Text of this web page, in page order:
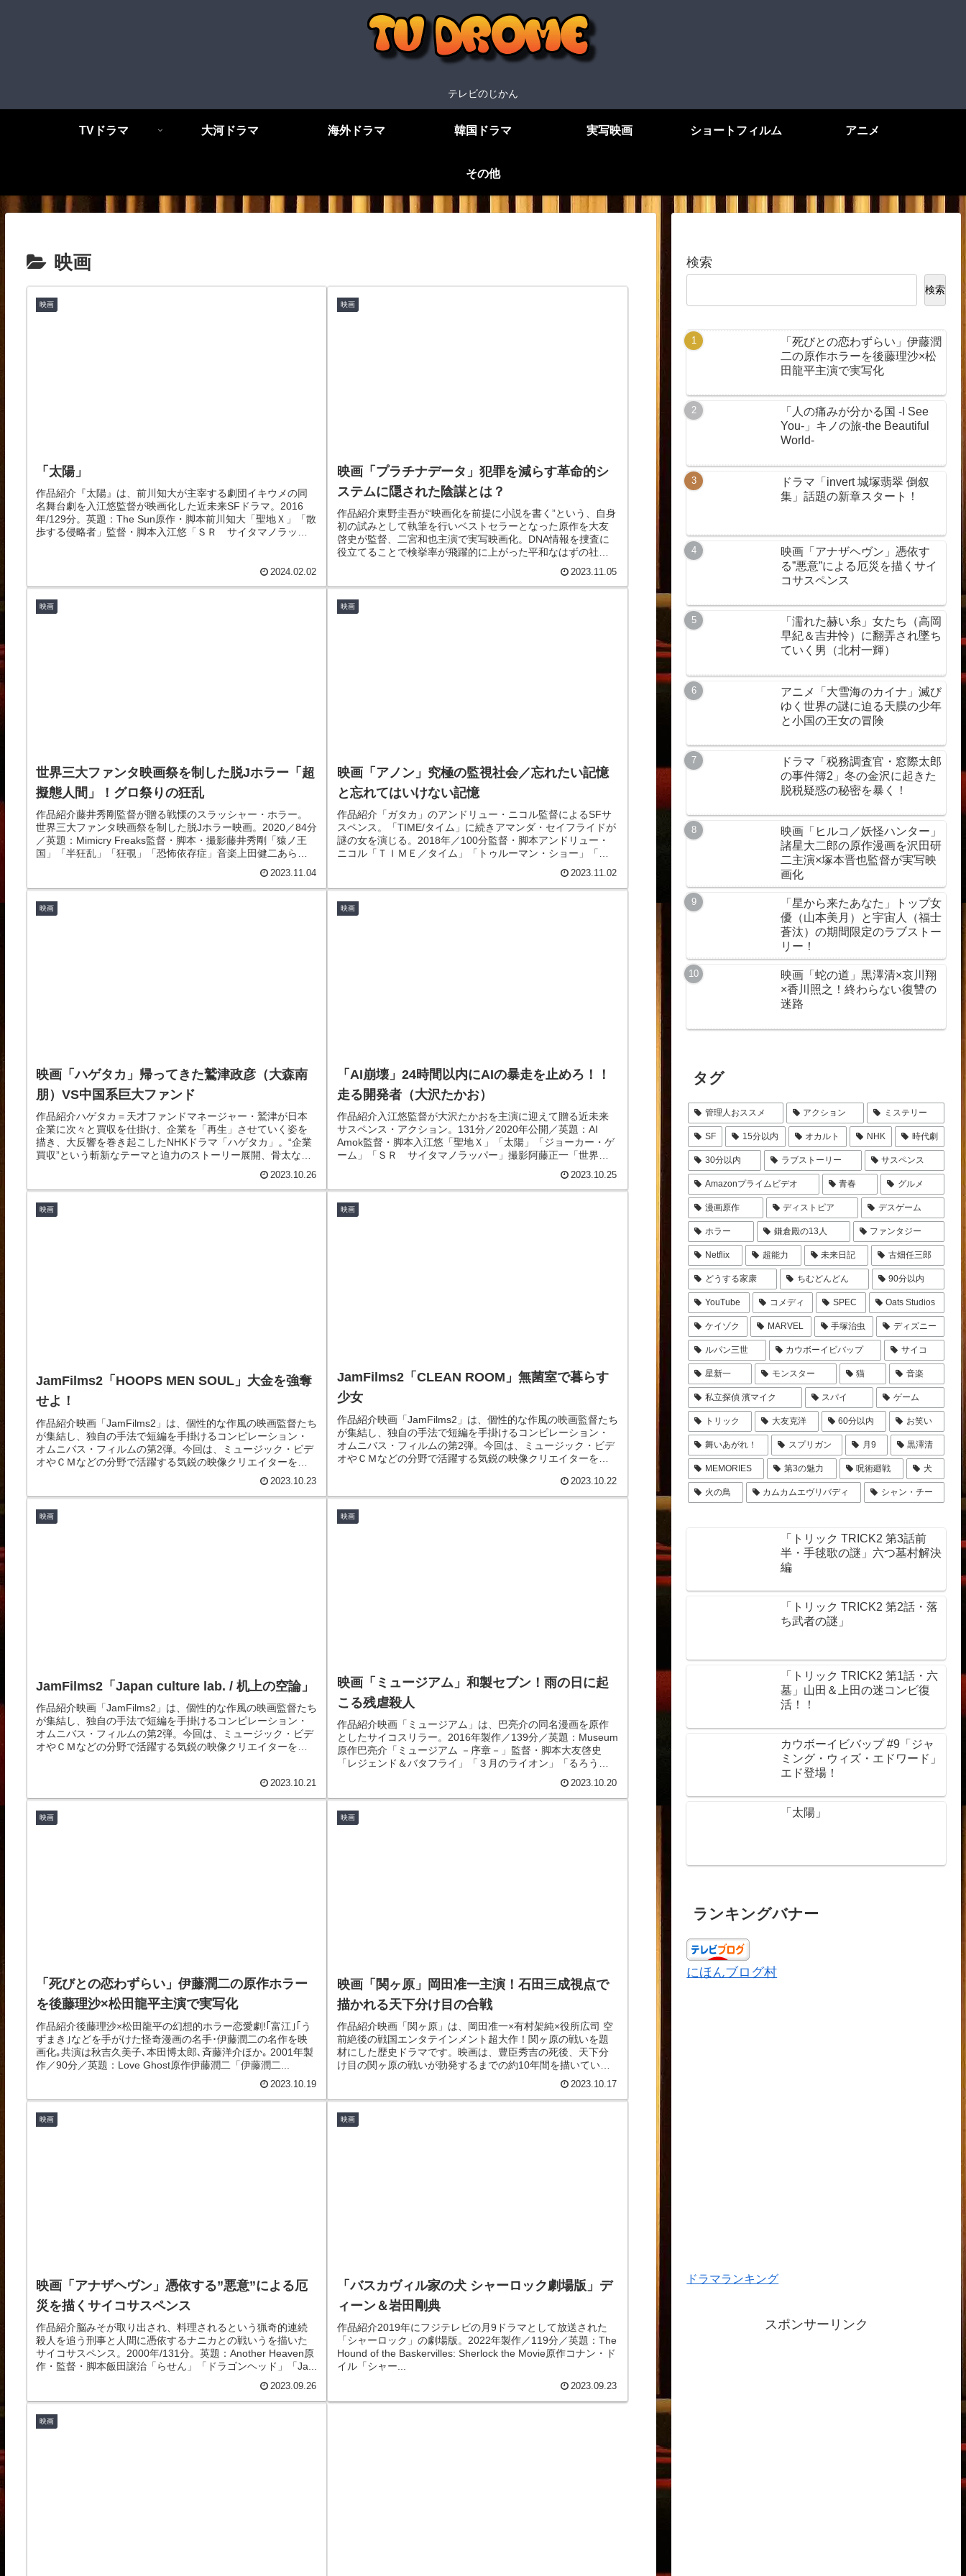
テレビのじかん
TVドラマ 大河ドラマ 海外ドラマ 韓国ドラマ 実写映画 ショートフィルム アニメ
その他
映画
映画
「太陽」
作品紹介『太陽』は、前川知大が主宰する劇団イキウメの同
名舞台劇を入江悠監督が映画化した近未来SFドラマ。2016
年/129分。英題：The Sun原作・脚本前川知大「聖地Ｘ」「散
歩する侵略者」監督・脚本入江悠「ＳＲ サイタマノラッパ
2024.02.02
映画
映画「プラチナデータ」犯罪を減らす革命的シ
ステムに隠された陰謀とは？
作品紹介東野圭吾が“映画化を前提に小説を書く”という、自身
初の試みとして執筆を行いベストセラーとなった原作を大友
啓史が監督、二宮和也主演で実写映画化。DNA情報を捜査に
役立てることで検挙率が飛躍的に上がった平和なはずの社会
2023.11.05
映画
世界三大ファンタ映画祭を制した脱Jホラー「超
擬態人間」！グロ祭りの狂乱
作品紹介藤井秀剛監督が贈る戦慄のスラッシャー・ホラー。
世界三大ファンタ映画祭を制した脱Jホラー映画。2020／84分
／英題：Mimicry Freaks監督・脚本・撮影藤井秀剛「猿ノ王
国」「半狂乱」「狂覗」「恐怖依存症」音楽上田健二あらす
2023.11.04
映画
映画「アノン」究極の監視社会／忘れたい記憶
と忘れてはいけない記憶
作品紹介「ガタカ」のアンドリュー・ニコル監督によるSFサ
スペンス。「TIME/タイム」に続きアマンダ・セイフライドが
謎の女を演じる。2018年／100分監督・脚本アンドリュー・
ニコル「ＴＩＭＥ／タイム」「トゥルーマン・ショー」「ガ
2023.11.02
映画
映画「ハゲタカ」帰ってきた鷲津政彦（大森南
朋）VS中国系巨大ファンド
作品紹介ハゲタカ＝天才ファンドマネージャー・鷲津が日本
企業に次々と買収を仕掛け、企業を「再生」させていく姿を
描き、大反響を巻き起こしたNHKドラマ「ハゲタカ」。“企業
買収”という斬新なテーマと迫力のストーリー展開、骨太な人
2023.10.26
映画
「AI崩壊」24時間以内にAIの暴走を止めろ！！
走る開発者（大沢たかお）
作品紹介入江悠監督が大沢たかおを主演に迎えて贈る近未来
サスペンス・アクション。131分／2020年公開／英題：AI
Amok監督・脚本入江悠「聖地Ｘ」「太陽」「ジョーカー・ゲ
ーム」「ＳＲ サイタマノラッパー」撮影阿藤正一「世界か
2023.10.25
映画
JamFilms2「HOOPS MEN SOUL」大金を強奪
せよ！
作品紹介映画「JamFilms2」は、個性的な作風の映画監督たち
が集結し、独自の手法で短編を手掛けるコンピレーション・
オムニバス・フィルムの第2弾。今回は、ミュージック・ビデ
オやＣＭなどの分野で活躍する気鋭の映像クリエイターを起
2023.10.23
映画
JamFilms2「CLEAN ROOM」無菌室で暮らす
少女
作品紹介映画「JamFilms2」は、個性的な作風の映画監督たち
が集結し、独自の手法で短編を手掛けるコンピレーション・
オムニバス・フィルムの第2弾。今回は、ミュージック・ビデ
オやＣＭなどの分野で活躍する気鋭の映像クリエイターを起
2023.10.22
映画
JamFilms2「Japan culture lab. / 机上の空論」
作品紹介映画「JamFilms2」は、個性的な作風の映画監督たち
が集結し、独自の手法で短編を手掛けるコンピレーション・
オムニバス・フィルムの第2弾。今回は、ミュージック・ビデ
オやＣＭなどの分野で活躍する気鋭の映像クリエイターを起
2023.10.21
映画
映画「ミュージアム」和製セブン！雨の日に起
こる残虐殺人
作品紹介映画「ミュージアム」は、巴亮介の同名漫画を原作
としたサイコスリラー。2016年製作／139分／英題：Museum
原作巴亮介「ミュージアム －序章－」監督・脚本大友啓史
「レジェンド＆バタフライ」「３月のライオン」「るろうに
2023.10.20
映画
「死びとの恋わずらい」伊藤潤二の原作ホラー
を後藤理沙×松田龍平主演で実写化
作品紹介後藤理沙×松田龍平の幻想的ホラー恋愛劇!｢富江｣｢う
ずまき｣などを手がけた怪奇漫画の名手･伊藤潤二の名作を映
画化｡共演は秋吉久美子､本田博太郎､斉藤洋介ほか｡ 2001年製
作／90分／英題：Love Ghost原作伊藤潤二「伊藤潤二...
2023.10.19
映画
映画「関ヶ原」岡田准一主演！石田三成視点で
描かれる天下分け目の合戦
作品紹介映画「関ヶ原」は、岡田准一×有村架純×役所広司 空
前絶後の戦国エンタテインメント超大作！関ヶ原の戦いを題
材にした歴史ドラマです。映画は、豊臣秀吉の死後、天下分
け目の関ヶ原の戦いが勃発するまでの約10年間を描いていま
2023.10.17
映画
映画「アナザヘヴン」憑依する”悪意”による厄
災を描くサイコサスペンス
作品紹介脳みそが取り出され、料理されるという猟奇的連続
殺人を追う刑事と人間に憑依するナニカとの戦いうを描いた
サイコサスペンス。2000年/131分。英題：Another Heaven原
作・監督・脚本飯田譲治「らせん」「ドラゴンヘッド」「Ja...
2023.09.26
映画
「バスカヴィル家の犬 シャーロック劇場版」デ
ィーン＆岩田剛典
作品紹介2019年にフジテレビの月9ドラマとして放送された
「シャーロック」の劇場版。2022年製作／119分／英題：The
Hound of the Baskervilles: Sherlock the Movie原作コナン・ド
イル「シャー...
2023.09.23
映画
検索
検索
「死びとの恋わずらい」伊藤潤
二の原作ホラーを後藤理沙×松
田龍平主演で実写化
「人の痛みが分かる国 -I See
You-」キノの旅-the Beautiful
World-
ドラマ「invert 城塚翡翠 倒叙
集」話題の新章スタート！
映画「アナザヘヴン」憑依す
る”悪意”による厄災を描くサイ
コサスペンス
「濡れた赫い糸」女たち（高岡
早紀＆吉井怜）に翻弄され墜ち
ていく男（北村一輝）
アニメ「大雪海のカイナ」滅び
ゆく世界の謎に迫る天膜の少年
と小国の王女の冒険
ドラマ「税務調査官・窓際太郎
の事件簿2」冬の金沢に起きた
脱税疑惑の秘密を暴く！
映画「ヒルコ／妖怪ハンター」
諸星大二郎の原作漫画を沢田研
二主演×塚本晋也監督が実写映
画化
「星から来たあなた」トップ女
優（山本美月）と宇宙人（福士
蒼汰）の期間限定のラブストー
リー！
映画「蛇の道」黒澤清×哀川翔
×香川照之！終わらない復讐の
迷路
タグ
管理人おススメ アクション ミステリー
SF 15分以内 オカルト NHK 時代劇
30分以内 ラブストーリー サスペンス
Amazonプライムビデオ 青春 グルメ
漫画原作 ディストピア デスゲーム
ホラー 鎌倉殿の13人 ファンタジー
Netflix 超能力 未来日記 古畑任三郎
どうする家康 ちむどんどん 90分以内
YouTube コメディ SPEC Oats Studios
ケイゾク MARVEL 手塚治虫 ディズニー
ルパン三世 カウボーイビバップ サイコ
星新一 モンスター 猫 音楽
私立探偵 濱マイク スパイ ゲーム
トリック 大友克洋 60分以内 お笑い
舞いあがれ！ スプリガン 月9 黒澤清
MEMORIES 第3の魅力 呪術廻戦 犬
火の鳥 カムカムエヴリバディ シャン・チー
「トリック TRICK2 第3話前
半・手毬歌の謎」六つ墓村解決
編
「トリック TRICK2 第2話・落
ち武者の謎」
「トリック TRICK2 第1話・六
墓」山田＆上田の迷コンビ復
活！！
カウボーイビバップ #9「ジャ
ミング・ウィズ・エドワード」
エド登場！
「太陽」
ランキングバナー
にほんブログ村
2024年1月